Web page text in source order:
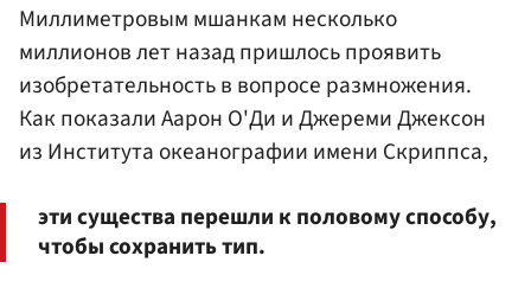
Миллиметровым мшанкам несколько
миллионов лет назад пришлось проявить
изобретательность в вопросе размножения.
Как показали Аарон О'Ди иДжереми Джексон
из Института океанографии имени Скриппса,
эти существа перешли к половому способу,
чтобы сохранить тип.